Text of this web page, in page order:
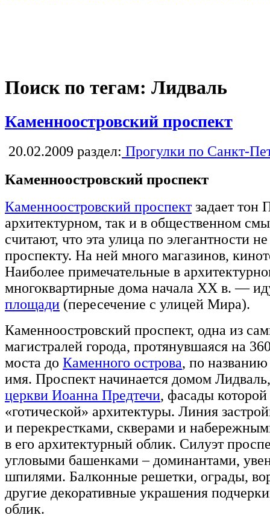
Поиск по тегам: Лидваль
Каменноостровский проспект
20.02.2009 раздел: Прогулки по Санкт-
Каменноостровский проспект
Каменноостровский проспектзадает тон
архитектурном, так и в общественном
считают, что эта улица по элегантности
проспекту. На ней много магазинов,
Наиболее примечательные в
многоквартирные дома начала XX в. —
площади (пересечение с улицей Мира).
Каменноостровский проспект, одна из
магистралей города, протянувшаяся на
моста до Каменного острова, по названию
имя. Проспект начинается домом
церкви Иоанна Предтечи, фасады
«готической» архитектуры. Линия
и перекрестками, скверами и
в его архитектурный облик. Силуэт
угловыми башенками – доминантами,
шпилями. Балконные решетки, ограды,
другие декоративные украшения
облик.